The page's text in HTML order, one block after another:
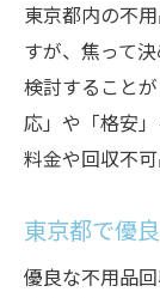
東京都内の不
すが、焦って
検討すること
応」や「格安
料金や回収不
東京都で優
優良な不用品